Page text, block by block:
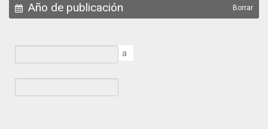
Año de publicación Borrar
a